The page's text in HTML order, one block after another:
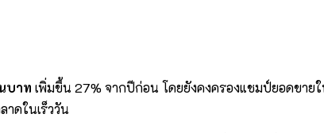
บาท เพิ่มขึ้น 27% จากปีก่อน โดยยังคงครองแชมป์ยอดขาย
ดในเร็ววัน